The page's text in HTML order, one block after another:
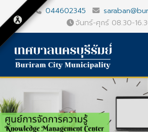
044602345
จันทร์-ศุกร์ 08.30-